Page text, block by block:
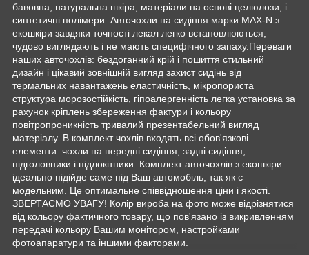
бавовна, натуральна шкіра, матеріали на основі целюлози, і
синтетичні полімери. Авточохли на сидіння марки MAX-N з
екошкіри завдяки точності лекал легко встановлюються,
чудово виглядають і не мають специфічного запаху.Переваги
наших авточохлів: бездоганний крій і пошиття стильний
дизайн і цікавий зовнішній вигляд захист сидінь від
термальних навантажень еластичність, мікропориста
структура морозостійкість, гіпоалергенність легка установка за
рахунок кріплень збереження фактури і кольору
повітропроникність тривалий презентабельний вигляд
матеріалу. В комплект чохлів входять всі обов'язкові
елементи: чохли на передні сидіння, задні сидіння,
підголовники і підлокітники. Комплект авточохлів з екошкіри
ідеально підійде саме під Ваш автомобіль, так як є
модельним. Це оптимальне співвідношення ціни і якості.
ЗВЕРТАЄМО УВАГУ! Колір вироба на фото може відрізнятися
від кольору фактичного товару, що пов'язано із викривленням
передачі кольору Вашим монітором, настройками
фотоапаратури та іншими факторами.